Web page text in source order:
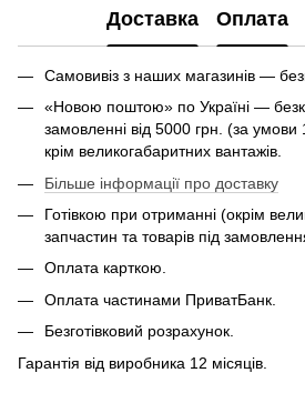
Доставка Оплата
Самовивіз з наших магазинів —
«Новою поштою» по Україні —
замовленні від 5000 грн. (за умови
крім великогабаритних вантажів.
Більше інформації про доставку
Готівкою при отриманні (окрім
запчастин та товарів під
Оплата карткою.
Оплата частинами ПриватБанк.
Безготівковий розрахунок.
Гарантія від виробника 12 місяців.